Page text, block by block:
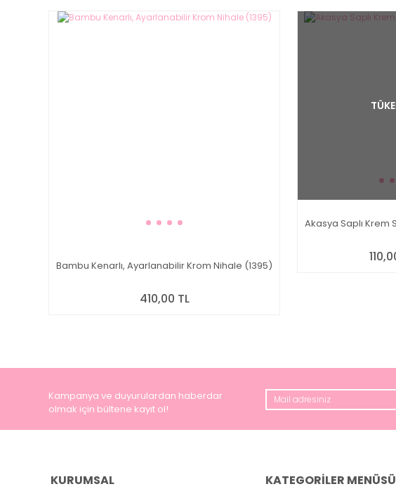
Bambu Kenarlı, Ayarlanabilir Krom Nihale (1395)
410,00 TL
Akasya Saplı Krem
Kampanya ve duyurulardan haberdar
olmak için bültene kayıt ol!
KURUMSAL KATEGORİLER MENÜSÜ